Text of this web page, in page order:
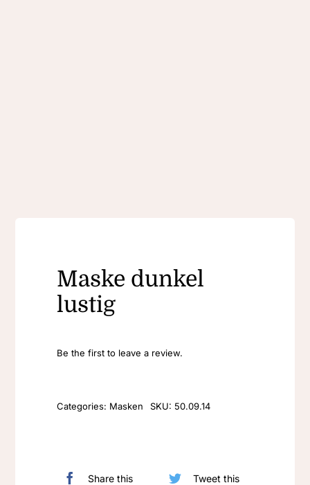
Maske dunkel
lustig
Be the first to leave a review.
Categories: Masken SKU: 50.09.14
Share this
Tweet this